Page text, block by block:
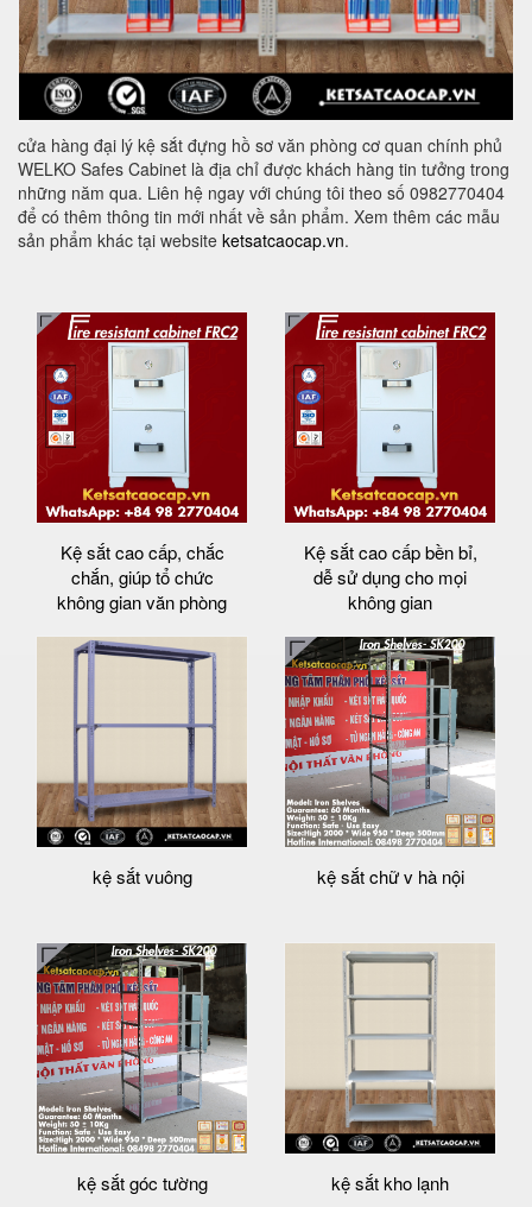
cửa hàng đại lý kệ sắt đựng hồ sơ văn phòng cơ quan chính phủ
WELKO Safes Cabinet là địa chỉ được khách hàng tin tưởng trong
những năm qua. Liên hệ ngay với chúng tôi theo số 0982770404
để có thêm thông tin mới nhất về sản phẩm. Xem thêm các mẫu
sản phẩm khác tại website ketsatcaocap.vn.
Kệ sắt cao cấp, chắc
chắn, giúp tổ chức
không gian văn phòng
Kệ sắt cao cấp bền bỉ,
dễ sử dụng cho mọi
không gian
kệ sắt vuông kệ sắt chữ v hà nội
kệ sắt góc tường kệ sắt kho lạnh